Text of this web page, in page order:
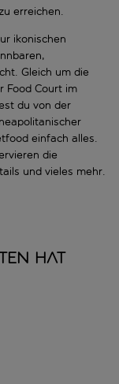
erreichen.
ikonischen
Gleich um die
Food Court im
du von der
einfach alles.
die
und vieles mehr.
hat